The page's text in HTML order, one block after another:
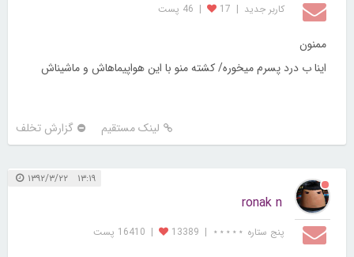
کاربر جديد |
17
| 46 پست
ممنون
اینا ب درد پسرم میخوره/ کشته منو با این هواپیماهاش و ماشیناش
لینک مستقیم گزارش تخلف
۱۳:۱۹ ۱۳۹۲/۳/۲۲
ronak n
پنج ستاره ⋆⋆⋆⋆⋆ |
13389
| 16410 پست